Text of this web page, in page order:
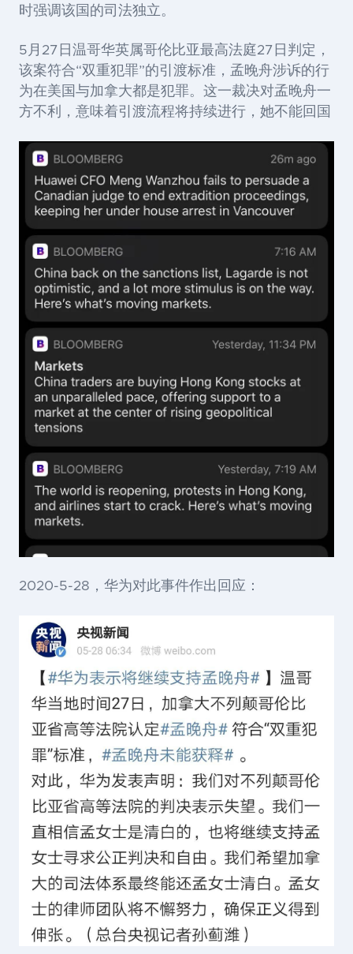
时强调该国的司法独立。
5月27日温哥华英属哥伦比亚最高法庭27日判定，
该案符合“双重犯罪”的引渡标准，孟晚舟涉诉的行
为在美国与加拿大都是犯罪。这一裁决对孟晚舟一
方不利，意味着引渡流程将持续进行，她不能回国
2020-5-28，华为对此事件作出回应：